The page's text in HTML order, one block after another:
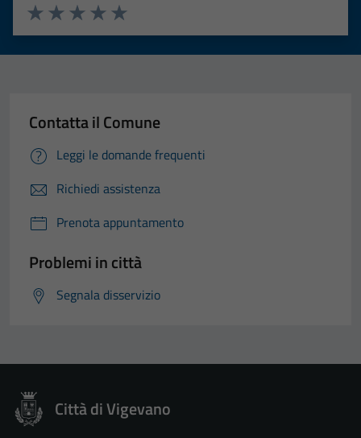
Valuta 5 stelle su 5
Valuta 4 stelle su 5
Valuta 3 stelle su 5
Valuta 2 stelle su 5
Valuta 1 stelle su 5
Contatta il Comune
Leggi le domande frequenti
Richiedi assistenza
Prenota appuntamento
Problemi in città
Segnala disservizio
Città di Vigevano